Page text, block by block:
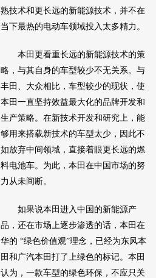
熟技术和更长远的新能源技术，并不在
当下最热的电动车领域投入太多精力。
本田 更看重长远的新能源技术的策
略，与其自身的车型较少不无关系。与
丰田
大众相比，车型较少的现状，使
本田 一直坚持效益最大化的品牌开发和
生产策略。在新技术开发和研究上，能
够用来搭载新技术的车型太少，因此不
如放弃中间领域，直接着眼更长远的燃
料电池车。为此， 本田 在中国市场的努
力从未间断。
如果说本田 进入中国的新能源产
品，还在市场上逐步渗透的话， 本田 在
华的 “绿色价值观”理念，已经为东风本
田 和广汽本田 打了上绿色的标记。 本田
认为，一款车型的绿色环保 ，不应只关